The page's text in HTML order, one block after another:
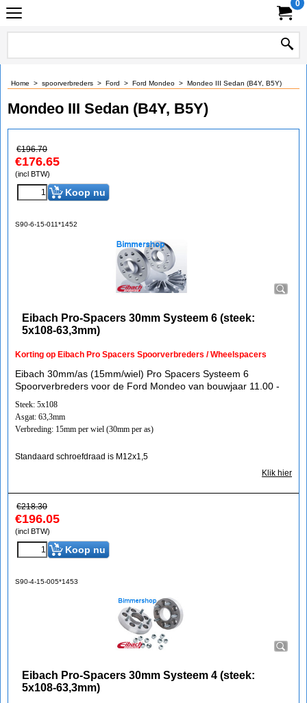
0
Home > spoorverbreders > Ford > Ford Mondeo > Mondeo III Sedan (B4Y, B5Y)
Mondeo III Sedan (B4Y, B5Y)
€196.70
€176.65
(incl BTW)
Koop nu
S90-6-15-011*1452
Eibach Pro-Spacers 30mm Systeem 6 (steek:
5x108-63,3mm)
Korting op Eibach Pro Spacers Spoorverbreders / Wheelspacers
Eibach 30mm/as (15mm/wiel) Pro Spacers Systeem 6
Spoorverbreders voor de Ford Mondeo van bouwjaar 11.00 -
Steek: 5x108
Asgat: 63,3mm
Verbreding: 15mm per wiel (30mm per as)
Standaard schroefdraad is M12x1,5
Klik hier
€218.30
€196.05
(incl BTW)
Koop nu
S90-4-15-005*1453
Eibach Pro-Spacers 30mm Systeem 4 (steek:
5x108-63,3mm)